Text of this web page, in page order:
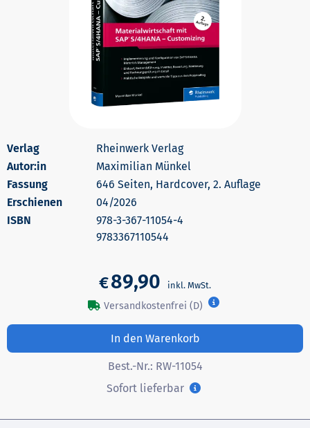
Rheinwerk Verlag
Autor:in
Maximilian Münkel
646 Seiten, Hardcover, 2. Auflage
Erschienen
04/2026
978-3-367-11054-4
9783367110544
€89,90
Versandkostenfrei (D)
In den Warenkorb
Best.-Nr.: RW-11054
Sofort lieferbar